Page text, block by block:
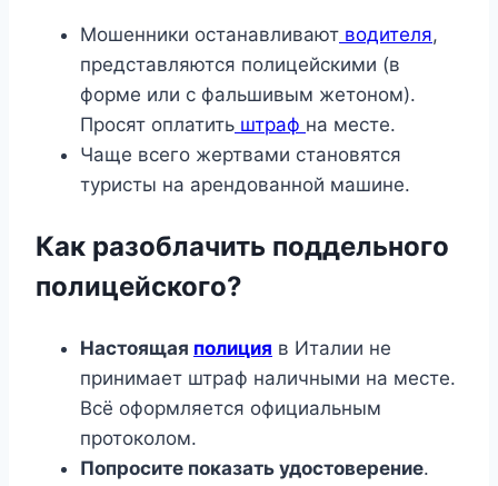
Мошенники останавливают водителя,
представляются полицейскими (в
форме или с фальшивым жетоном).
Просят оплатить штраф на месте.
Чаще всего жертвами становятся
туристы на арендованной машине.
Как разоблачить поддельного
полицейского?
Настоящая полиция в Италии не
принимает штраф наличными на месте.
Всё оформляется официальным
протоколом.
Попросите показать удостоверение.